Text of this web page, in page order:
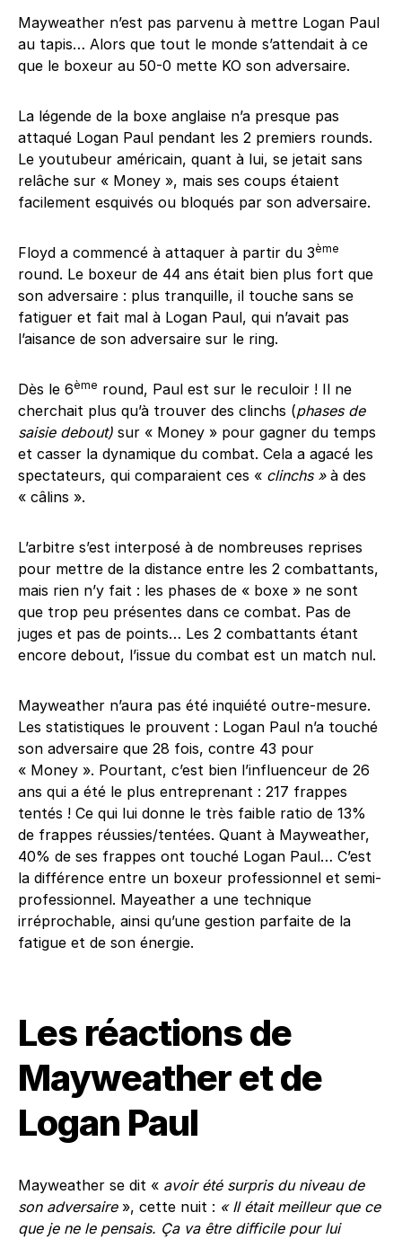
Mayweather n’est pas parvenu à mettre Logan Paul
au tapis… Alors que tout le monde s’attendait à ce
que le boxeur au 50-0 mette KO son adversaire.
La légende de la boxe anglaise n’a presque pas
attaqué Logan Paul pendant les 2 premiers rounds.
Le youtubeur américain, quant à lui, se jetait sans
relâche sur « Money », mais ses coups étaient
facilement esquivés ou bloqués par son adversaire.
Floyd a commencé à attaquer à partir du 3ème
round. Le boxeur de 44 ans était bien plus fort que
son adversaire : plus tranquille, il touche sans se
fatiguer et fait mal à Logan Paul, qui n’avait pas
l’aisance de son adversaire sur le ring.
Dès le 6ème round, Paul est sur le reculoir ! Il ne
cherchait plus qu’à trouver des clinchs (phases de
saisie debout) sur « Money » pour gagner du temps
et casser la dynamique du combat. Cela a agacé les
spectateurs, qui comparaient ces « clinchs »à des
« câlins ».
L’arbitre s’est interposé à de nombreuses reprises
pour mettre de la distance entre les 2 combattants,
mais rien n’y fait : les phases de « boxe » ne sont
que trop peu présentes dans ce combat. Pas de
juges et pas de points… Les 2 combattants étant
encore debout, l’issue du combat est un match nul.
Mayweather n’aura pas été inquiété outre-mesure.
Les statistiques le prouvent : Logan Paul n’a touché
son adversaire que 28 fois, contre 43 pour
« Money ». Pourtant, c’est bien l’influenceur de 26
ans qui a été le plus entreprenant : 217 frappes
tentés ! Ce qui lui donne le très faible ratio de 13%
de frappes réussies/tentées. Quant à Mayweather,
40% de ses frappes ont touché Logan Paul… C’est
la différence entre un boxeur professionnel et semi-
professionnel. Mayeather a une technique
irréprochable, ainsi qu’une gestion parfaite de la
fatigue et de son énergie.
Les réactions de
Mayweather et de
Logan Paul
Mayweather se dit « avoir été surpris du niveau de
son adversaire», cette nuit : « Il était meilleur que ce
que je ne le pensais. Ça va être difficile pour lui